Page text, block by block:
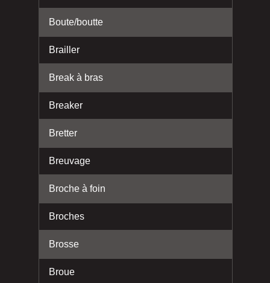
Boute/boutte
Brailler
Break à bras
Breaker
Bretter
Breuvage
Broche à foin
Broches
Brosse
Broue